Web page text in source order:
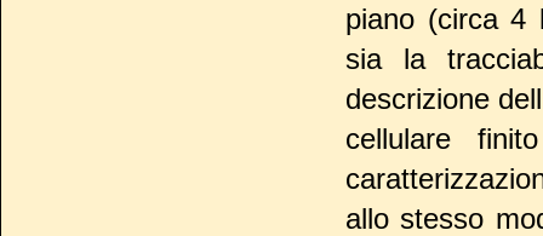
piano (circa 4
sia la
descrizione
cellulare
allo stesso